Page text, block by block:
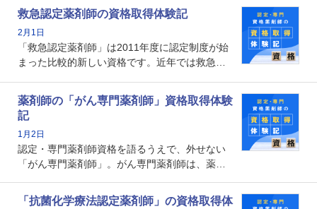
や、特有の疾患、心理状況を理解し、専門性を
深めることで、子どもとその保護者に寄り添え
る存在です。今回はそんな小児薬物療法認定薬
剤師の取得体験記をご紹介します。
救急認定薬剤師の資格取得体験記
2月1日
「救急認定薬剤師」は2011年度に認定制度が始
まった比較的新しい資格です。近年では救急病
とから、救急認定薬剤師を目指す病院薬剤師も
増えているのではないでしょうか。今回はそん
な救急認定薬剤師の取得体験記をご紹介しま
す。
薬剤師の「がん専門薬剤師」資格取得体験
記
1月2日
認定・専門薬剤師資格を語るうえで、外せない
「がん専門薬剤師」。がん専門薬剤師は、薬剤
関する資格として、2009年に発足しました。薬
「抗菌化学療法認定薬剤師」の資格取得体